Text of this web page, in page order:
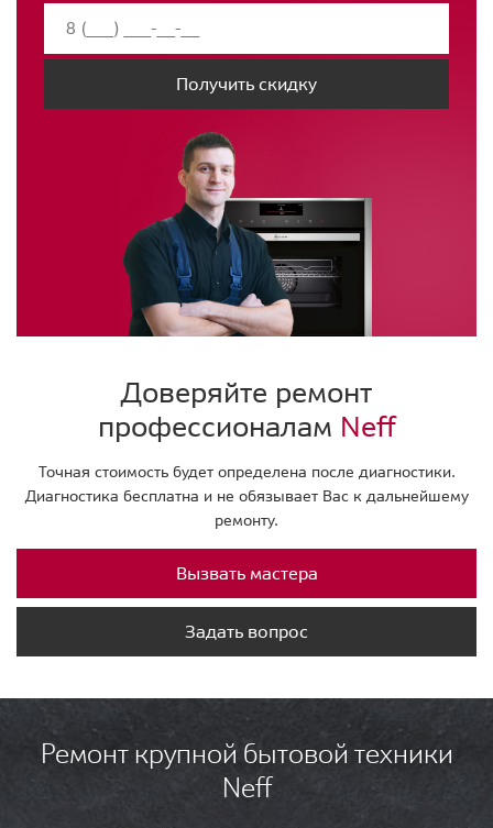
Получить скидку
Доверяйте ремонт
профессионалам Neff
Точная стоимость будет определена после диагностики.
Диагностика бесплатна и не обязывает Вас к дальнейшему
ремонту.
Вызвать мастера
Задать вопрос
Ремонт крупной бытовой техники
Neff